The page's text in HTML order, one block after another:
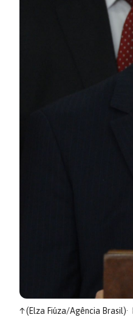
↑(Elza Fiúza/Agência Brasil)